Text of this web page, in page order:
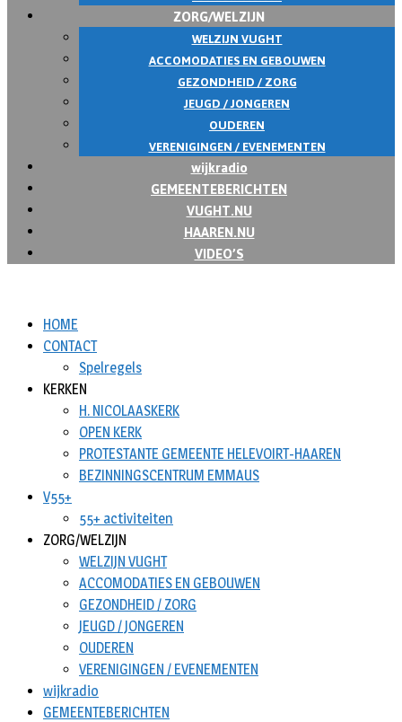
ZORG/WELZIJN
WELZIJN VUGHT
ACCOMODATIES EN GEBOUWEN
GEZONDHEID / ZORG
JEUGD / JONGEREN
OUDEREN
VERENIGINGEN / EVENEMENTEN
wijkradio
GEMEENTEBERICHTEN
VUGHT.NU
HAAREN.NU
VIDEO’S
HOME
CONTACT
Spelregels
KERKEN
H. NICOLAASKERK
OPEN KERK
PROTESTANTE GEMEENTE HELEVOIRT-HAAREN
BEZINNINGSCENTRUM EMMAUS
V55+
55+ activiteiten
ZORG/WELZIJN
WELZIJN VUGHT
ACCOMODATIES EN GEBOUWEN
GEZONDHEID / ZORG
JEUGD / JONGEREN
OUDEREN
VERENIGINGEN / EVENEMENTEN
wijkradio
GEMEENTEBERICHTEN